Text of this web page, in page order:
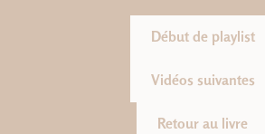
Début de playlist
Vidéos suivantes
Retour au livre